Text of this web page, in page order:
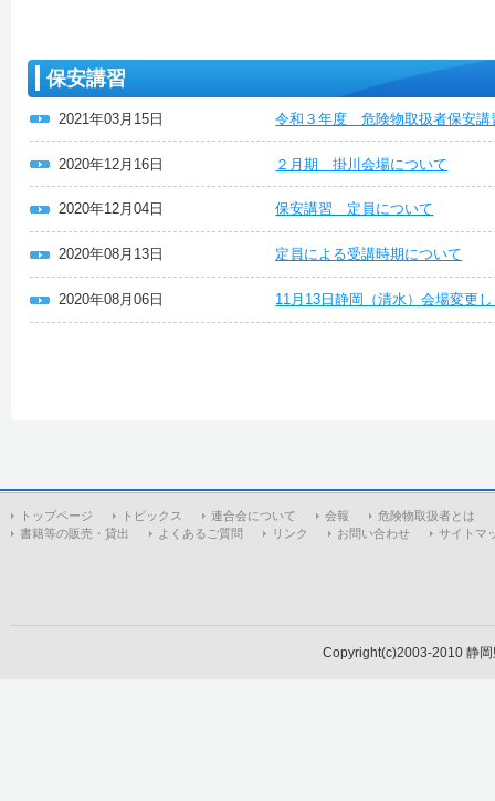
保安講習
2021年03月15日 令和３年度 危険物取扱者保安講
2020年12月16日 ２月期 掛川会場について
2020年12月04日 保安講習 定員について
2020年08月13日 定員による受講時期について
2020年08月06日 11月13日静岡（清水）会場変更
トップページ トピックス 連合会について 会報
危険物取扱者とは
書籍等の販売・貸出
よくあるご質問 リンク お問い合わせ サイトマ
Copyright(c)2003-2010 静